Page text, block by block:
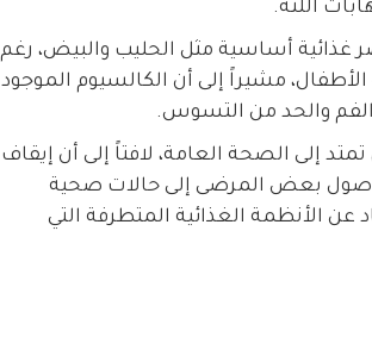
اللثة.
غذائية أساسية مثل الحليب والبيض، رغم
مشيراً إلى أن الكالسيوم الموجود
والحد من التسوس.
إلى الصحة العامة، لافتاً إلى أن إيقاف
وصول بعض المرضى إلى حالات صحية
عن الأنظمة الغذائية المتطرفة التي